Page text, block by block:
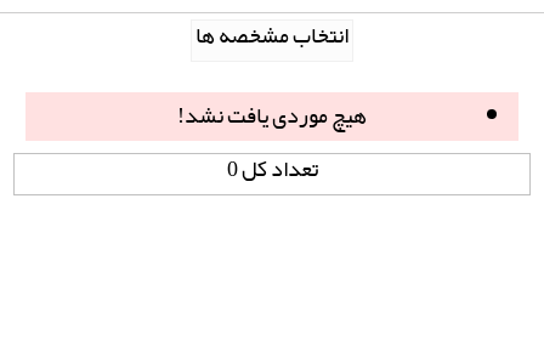
انتخاب مشخصه ها
هیچ موردی یافت نشد!
تعداد کل 0